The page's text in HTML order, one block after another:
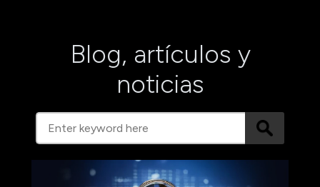
Blog, artículos y
noticias